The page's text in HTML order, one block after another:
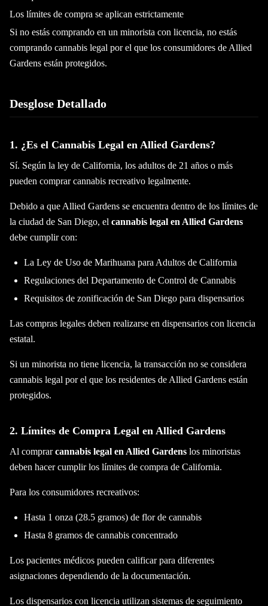
Los límites de compra se aplican estrictamente
Si no estás comprando en un minorista con licencia, no estás
comprando cannabis legal por el que los consumidores de Allied
Gardens están protegidos.
Desglose Detallado
1. ¿Es el Cannabis Legal en Allied Gardens?
Sí. Según la ley de California, los adultos de 21 años o más
pueden comprar cannabis recreativo legalmente.
Debido a que Allied Gardens se encuentra dentro de los límites de
la ciudad de San Diego, el cannabis legal en Allied Gardens
debe cumplir con:
La Ley de Uso de Marihuana para Adultos de California
Regulaciones del Departamento de Control de Cannabis
Requisitos de zonificación de San Diego para dispensarios
Las compras legales deben realizarse en dispensarios con licencia
estatal.
Si un minorista no tiene licencia, la transacción no se considera
cannabis legal por el que los residentes de Allied Gardens están
protegidos.
2. Límites de Compra Legal en Allied Gardens
Al comprarcannabis legal en Allied Gardens los minoristas
deben hacer cumplir los límites de compra de California.
Para los consumidores recreativos:
Hasta 1 onza (28.5 gramos) de flor de cannabis
Hasta 8 gramos de cannabis concentrado
Los pacientes médicos pueden calificar para diferentes
asignaciones dependiendo de la documentación.
Los dispensarios con licencia utilizan sistemas de seguimiento